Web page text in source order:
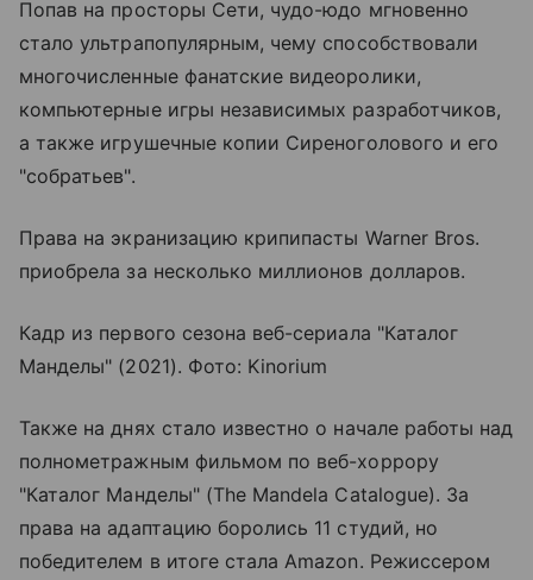
Попав на просторы Сети, чудо-юдо мгновенно
стало ультрапопулярным, чему способствовали
многочисленные фанатские видеоролики,
компьютерные игры независимых разработчиков,
а также игрушечные копии Сиреноголового и его
"собратьев".
Права на экранизацию крипипасты Warner Bros.
приобрела за несколько миллионов долларов.
Кадр из первого сезона веб-сериала "Каталог
Манделы" (2021). Фото: Kinorium
Также на днях стало известно о начале работы над
полнометражным фильмом по веб-хоррору
"Каталог Манделы" (The Mandela Catalogue). За
права на адаптацию боролись 11 студий, но
победителем в итоге стала Amazon. Режиссером